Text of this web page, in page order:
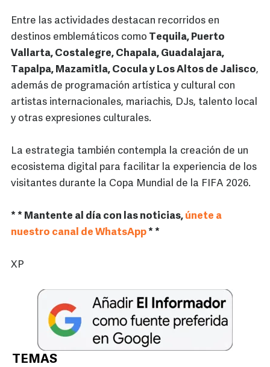
Entre las actividades destacan recorridos en
destinos emblemáticos como Tequila, Puerto
Vallarta, Costalegre, Chapala, Guadalajara,
Tapalpa, Mazamitla, Cocula y Los Altos de Jalisco,
además de programación artística y cultural con
artistas internacionales, mariachis, DJs, talento local
y otras expresiones culturales.
La estrategia también contempla la creación de un
ecosistema digital para facilitar la experiencia de los
visitantes durante la Copa Mundial de la FIFA 2026.
* * Mantente al día con las noticias, únete a
nuestro canal de WhatsApp* *
XP
TEMAS